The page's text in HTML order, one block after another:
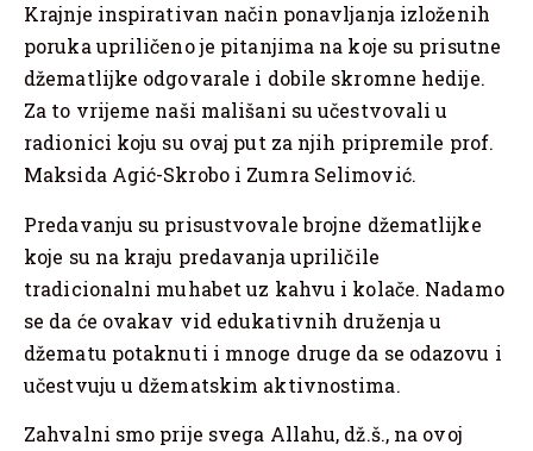
Krajnje inspirativan način ponavljanja izloženih
poruka upriličeno je pitanjima na koje su prisutne
džematlijke odgovarale i dobile skromne hedije.
Za to vrijeme naši mališani su učestvovali u
radionici koju su ovaj put za njih pripremile prof.
Maksida Agić-Skrobo i Zumra Selimović.
Predavanju su prisustvovale brojne džematlijke
koje su na kraju predavanja upriličile
tradicionalni muhabet uz kahvu i kolače. Nadamo
se da će ovakav vid edukativnih druženja u
džematu potaknuti i mnoge druge da se odazovu i
učestvuju u džematskim aktivnostima.
Zahvalni smo prije svega Allahu, dž.š., na ovoj